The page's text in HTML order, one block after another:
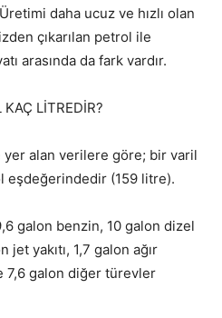
daha ucuz ve hızlı olan
çıkarılan petrol ile
arasında da fark vardır.
KAÇ LİTREDİR?
yer alan verilere göre; bir varil
eşdeğerindedir (159 litre).
galon benzin, 10 galon dizel
jet yakıtı, 1,7 galon ağır
7,6 galon diğer türevler